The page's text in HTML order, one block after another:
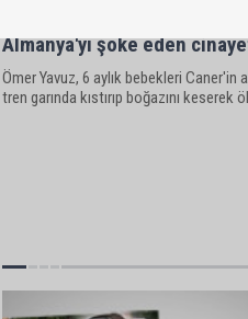
Almanya'yı şoke eden
Ömer Yavuz, 6 aylık bebekleri Caner'in
tren garında kıstırıp boğazını keserek